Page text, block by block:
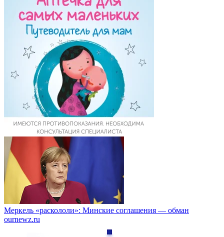
Меркель «раскололи»: Минские соглашения — обман
ournewz.ru